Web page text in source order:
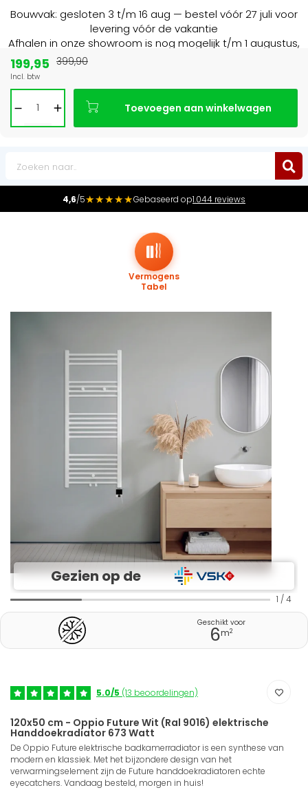
Bouwvak: gesloten 3 t/m 16 aug — bestel vóór 27 juli voor
levering vóór de vakantie
Afhalen in onze showroom is nog mogelijk t/m 1 augustus,
4,6/5★★★★★Gebaseerd op1.044 reviews
Gezien op de
Vermogens
Tabel
1 / 4
Geschikt voor
6m2
5.0/5 (13 beoordelingen)
120x50 cm - Oppio Future Wit (Ral 9016) elektrische
Handdoekradiator 673 Watt
De Oppio Future elektrische badkamerradiator is een synthese van
modern en klassiek. Met het bijzondere design van het
verwarmingselement zijn de Future handdoekradiatoren echte
eyecatchers. Vandaag besteld, morgen in huis!
199,95
Incl. btw
399,90
Toevoegen aan winkelwagen